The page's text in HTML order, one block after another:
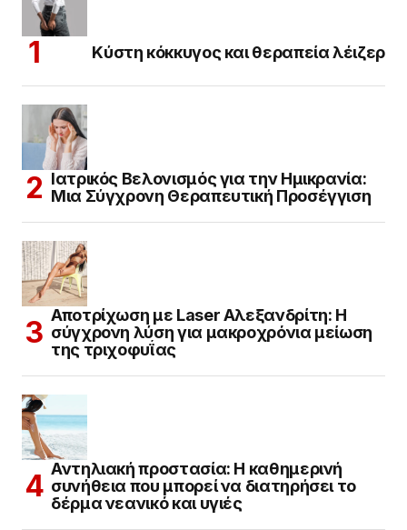
Κύστη κόκκυγος και θεραπεία λέιζερ
Ιατρικός Βελονισμός για την Ημικρανία:
Μια Σύγχρονη Θεραπευτική Προσέγγιση
Αποτρίχωση με Laser Αλεξανδρίτη: Η
σύγχρονη λύση για μακροχρόνια μείωση
της τριχοφυΐας
Αντηλιακή προστασία: Η καθημερινή
συνήθεια που μπορεί να διατηρήσει το
δέρμα νεανικό και υγιές